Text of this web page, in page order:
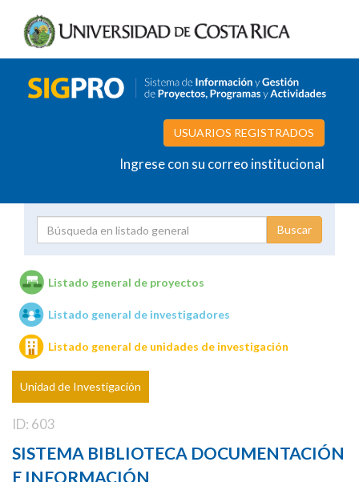
USUARIOS REGISTRADOS
Ingrese con su correo institucional
Unidades de investigación
Listado general de proyectos
Listado general de investigadores
Listado general de unidades de investigación
Unidad de Investigación
ID: 603
SISTEMA BIBLIOTECA DOCUMENTACIÓN
E INFORMACIÓN